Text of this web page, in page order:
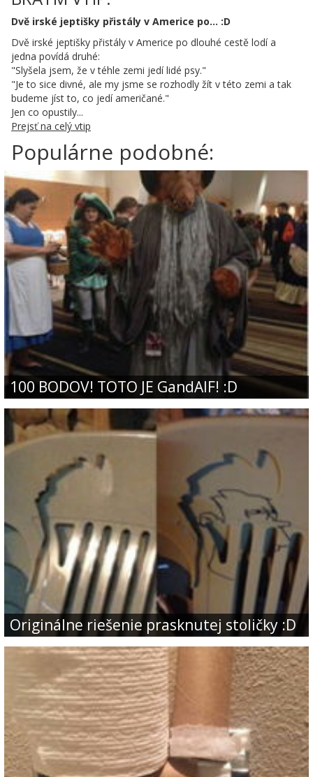
Dvě irské jeptišky přistály v Americe po... :D
Dvě irské jeptišky přistály v Americe po dlouhé cestě lodí a
jedna povídá druhé:
"Slyšela jsem, že v téhle zemi jedí lidé psy."
"Je to sice divné, ale my jsme se rozhodly žít v této zemi a tak
budeme jíst to, co jedí američané."
Jen co opustily...
Prejsť na celý vtip
Populárne podobné:
100 BODOV! TOTO JE GandAlF! :D
Originálne riešenie prasknutej stoličky :D